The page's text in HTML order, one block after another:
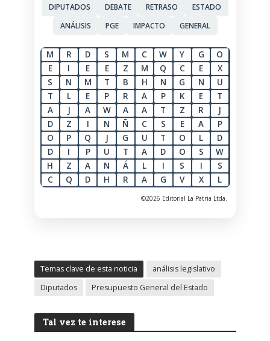
DIPUTADOS DEBATE RETRASO
ESTADO
ANÁLISIS
PGE IMPACTO GENERAL
M R D S M C W Y G
O
E
I E E Z M Q C E
X
S
N M T B H N G N
U
T
L E P R A P K E
T
A
J A W A A T Z R
J
D
Z I N Ñ C S E A
P
O
P Q J G U T O L
D
D
I P U T A D O S
W
H
Z A N Á L I S I
S
C
Q D H R A G V X L
©2026 Editorial La Patria Ltda.
Temas clave de esta noticia
análisis legislativo
Diputados
Presupuesto General del Estado
Tal vez te interese